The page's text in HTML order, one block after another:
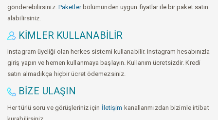
gönderebilirsiniz. Paketlerbölümünden uygun fiyatlar ile bir paket satın
alabilirsiniz.
KIMLER KULLANABILIR
Instagram üyeliği olan herkes sistemi kullanabilir. Instagram hesabınızla
giriş yapın ve hemen kullanmaya başlayın. Kullanım ücretsizdir. Kredi
satın almadıkça hiçbir ücret ödemezsiniz.
BIZE ULAŞIN
Her türlü soru ve görüşleriniz için İletişim kanallarımızdan bizimle irtibat